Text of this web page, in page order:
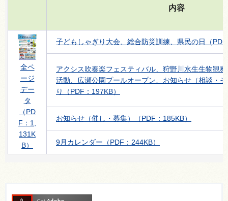
内容
全ペ
ージ
デー
タ
（PD
F：1,
131K
B）
子どもしゃぎり大会、総合防災訓練、県民の日（
アクシス吹奏楽フェスティバル、狩野川水生生物観
活動、広瀬公園プールオープン、お知らせ（相談・
り（PDF：197KB）
お知らせ（催し・募集）（PDF：185KB）
9月カレンダー（PDF：244KB）